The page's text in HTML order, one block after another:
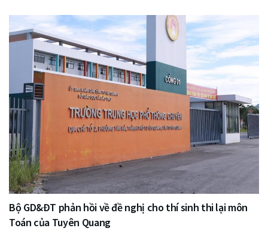
Bộ GD&ĐT phản hồi về đề nghị cho thí sinh thi lại môn
Toán của Tuyên Quang